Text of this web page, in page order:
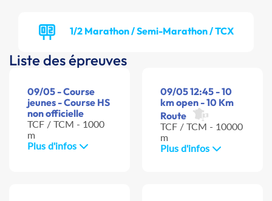
1/2 Marathon / Semi-Marathon / TCX
Liste des épreuves
09/05 - Course
jeunes - Course HS
non officielle
TCF / TCM - 1000
m
Plus d'infos
09/05 12:45 - 10
km open - 10 Km
Route
TCF / TCM - 10000
m
Plus d'infos